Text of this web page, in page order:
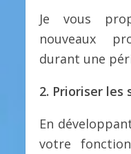
Je vous
nouveaux
durant une
2. Prioriser les
En
votre